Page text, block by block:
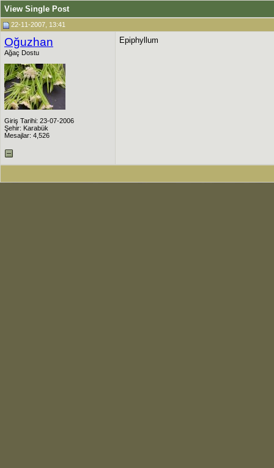
View Single Post
22-11-2007, 13:41
Oğuzhan
Ağaç Dostu
Giriş Tarihi: 23-07-2006
Şehir: Karabük
Mesajlar: 4,526
Epiphyllum